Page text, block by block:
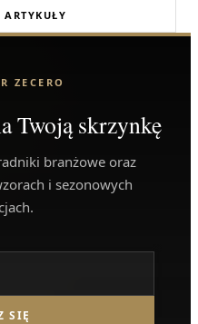
ARTYKUŁY
ZECERO
Twoją skrzynkę
branżowe oraz
i sezonowych
SIĘ